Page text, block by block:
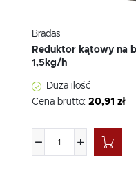
Bradas
Reduktor kątowy na
1,5kg/h
Duża ilość
Cena brutto: 20,91 zł